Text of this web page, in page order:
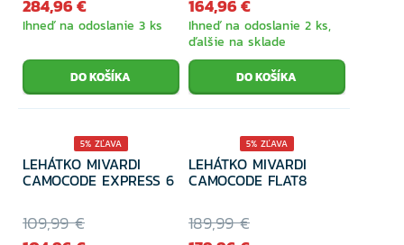
284,96 €
Ihneď na odoslanie 3 ks
164,96 €
Ihneď na odoslanie 2 ks,
ďalšie na sklade
5% ZĽAVA
LEHÁTKO MIVARDI
CAMOCODE EXPRESS 6
109,99 €
5% ZĽAVA
LEHÁTKO MIVARDI
CAMOCODE FLAT8
189,99 €